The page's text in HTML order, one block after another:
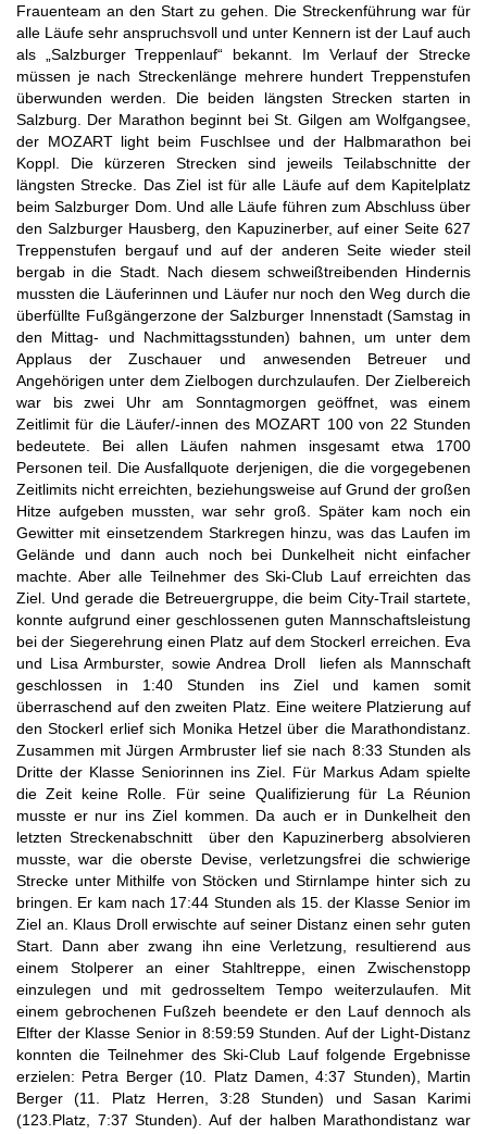
Frauenteam an den Start zu gehen. Die Streckenführung war für
alle Läufe sehr anspruchsvoll und unter Kennern ist der Lauf auch
als „Salzburger Treppenlauf“ bekannt. Im Verlauf der Strecke
müssen je nach Streckenlänge mehrere hundert Treppenstufen
überwunden werden. Die beiden längsten Strecken starten in
Salzburg. Der Marathon beginnt bei St. Gilgen am Wolfgangsee,
der MOZART light beim Fuschlsee und der Halbmarathon bei
Koppl. Die kürzeren Strecken sind jeweils Teilabschnitte der
längsten Strecke. Das Ziel ist für alle Läufe auf dem Kapitelplatz
beim Salzburger Dom. Und alle Läufe führen zum Abschluss über
den Salzburger Hausberg, den Kapuzinerber, auf einer Seite 627
Treppenstufen bergauf und auf der anderen Seite wieder steil
bergab in die Stadt. Nach diesem schweißtreibenden Hindernis
mussten die Läuferinnen und Läufer nur noch den Weg durch die
überfüllte Fußgängerzone der Salzburger Innenstadt (Samstag in
den Mittag- und Nachmittagsstunden) bahnen, um unter dem
Applaus der Zuschauer und anwesenden Betreuer und
Angehörigen unter dem Zielbogen durchzulaufen. Der Zielbereich
war bis zwei Uhr am Sonntagmorgen geöffnet, was einem
Zeitlimit für die Läufer/-innen des MOZART 100 von 22 Stunden
bedeutete. Bei allen Läufen nahmen insgesamt etwa 1700
Personen teil. Die Ausfallquote derjenigen, die die vorgegebenen
Zeitlimits nicht erreichten, beziehungsweise auf Grund der großen
Hitze aufgeben mussten, war sehr groß. Später kam noch ein
Gewitter mit einsetzendem Starkregen hinzu, was das Laufen im
Gelände und dann auch noch bei Dunkelheit nicht einfacher
machte. Aber alle Teilnehmer des Ski-Club Lauf erreichten das
Ziel. Und gerade die Betreuergruppe, die beim City-Trail startete,
konnte aufgrund einer geschlossenen guten Mannschaftsleistung
bei der Siegerehrung einen Platz auf dem Stockerl erreichen. Eva
und Lisa Armburster, sowie Andrea Droll liefen als Mannschaft
geschlossen in 1:40 Stunden ins Ziel und kamen somit
überraschend auf den zweiten Platz. Eine weitere Platzierung auf
den Stockerl erlief sich Monika Hetzel über die Marathondistanz.
Zusammen mit Jürgen Armbruster lief sie nach 8:33 Stunden als
Dritte der Klasse Seniorinnen ins Ziel. Für Markus Adam spielte
die Zeit keine Rolle. Für seine Qualifizierung für La Réunion
musste er nur ins Ziel kommen. Da auch er in Dunkelheit den
letzten Streckenabschnitt über den Kapuzinerberg absolvieren
musste, war die oberste Devise, verletzungsfrei die schwierige
Strecke unter Mithilfe von Stöcken und Stirnlampe hinter sich zu
bringen. Er kam nach 17:44 Stunden als 15. der Klasse Senior im
Ziel an. Klaus Droll erwischte auf seiner Distanz einen sehr guten
Start. Dann aber zwang ihn eine Verletzung, resultierend aus
einem Stolperer an einer Stahltreppe, einen Zwischenstopp
einzulegen und mit gedrosseltem Tempo weiterzulaufen. Mit
einem gebrochenen Fußzeh beendete er den Lauf dennoch als
Elfter der Klasse Senior in 8:59:59 Stunden. Auf der Light-Distanz
konnten die Teilnehmer des Ski-Club Lauf folgende Ergebnisse
erzielen: Petra Berger (10. Platz Damen, 4:37 Stunden), Martin
Berger (11. Platz Herren, 3:28 Stunden) und Sasan Karimi
(123.Platz, 7:37 Stunden). Auf der halben Marathondistanz war